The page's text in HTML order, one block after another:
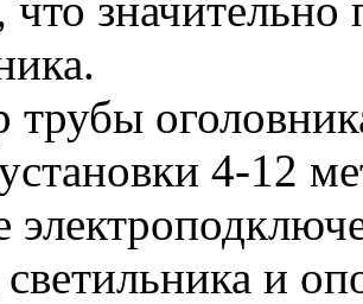
трубы
4-12
светильника и